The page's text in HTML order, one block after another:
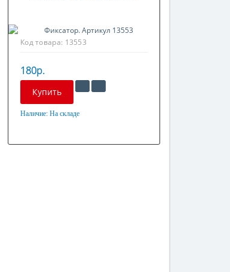
Код товара: 13553
180р.
Купить
Наличие: На складе